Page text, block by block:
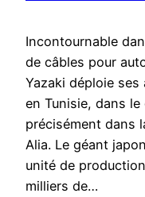
Incontournable
de câbles pour
Yazaki déploie ses
en Tunisie, dans
précisément dans
Alia. Le géant
unité de
milliers de…